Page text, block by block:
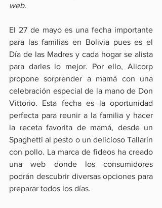
web.
El 27 de mayo es una fecha importante
para las familias en Bolivia pues es el
Día de las Madres y cada hogar se alista
para darles lo mejor. Por ello, Alicorp
propone sorprender a mamá con una
celebración especial de la mano de Don
Vittorio. Esta fecha es la oportunidad
perfecta para reunir a la familia y hacer
la receta favorita de mamá, desde un
Spaghetti al pesto o un delicioso Tallarín
con pollo. La marca de fideos ha creado
una web donde los consumidores
podrán descubrir diversas opciones para
preparar todos los días.